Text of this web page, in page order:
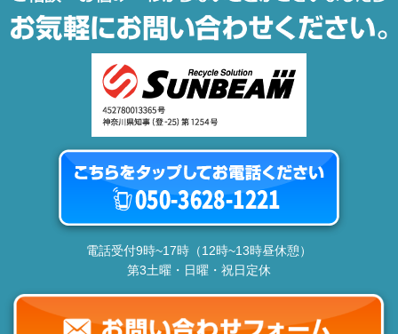
電話受付9時~17時（12時~13時昼休憩）
第3土曜・日曜・祝日定休